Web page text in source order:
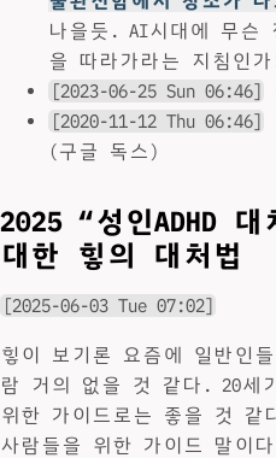
나을듯. AI시대에 무슨
을 따라가라는 지침인
[2023-06-25 Sun 06:46]
[2020-11-12 Thu 06:46]
(구글 독스)
2025 “성인ADHD
대한 힣의 대처법
[2025-06-03 Tue 07:02]
힣이 보기론 요즘에 일반인
람 거의 없을 것 같다. 20세
위한 가이드로는 좋을 것 같
사람들을 위한 가이드 말이